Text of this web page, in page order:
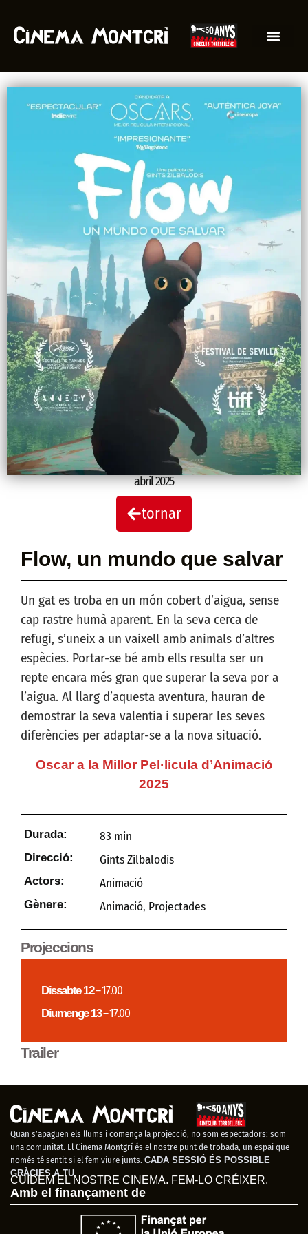
abril 2025
tornar
Flow, un mundo que salvar
Un gat es troba en un món cobert d’aigua, sense
cap rastre humà aparent. En la seva cerca de
refugi, s’uneix a un vaixell amb animals d’altres
espècies. Portar-se bé amb ells resulta ser un
repte encara més gran que superar la seva por a
l’aigua. Al llarg d’aquesta aventura, hauran de
demostrar la seva valentia i superar les seves
diferències per adaptar-se a la nova situació.
Oscar a la Millor Pel·licula d’Animació
2025
Durada: 83 min
Direcció: Gints Zilbalodis
Actors: Animació
Gènere: Animació, Projectades
Projeccions
Dissabte 12– 17.00
Diumenge 13– 17.00
Trailer
Quan s’apaguen els llums i comença la projecció, no som espectadors: som
una comunitat. El Cinema Montgrí és el nostre punt de trobada, un espai que
només té sentit si el fem viure junts. CADA SESSIÓ ÉS POSSIBLE
GRÀCIES A TU.
CUIDEM EL NOSTRE CINEMA. FEM-LO CRÉIXER.
Amb el finançament de